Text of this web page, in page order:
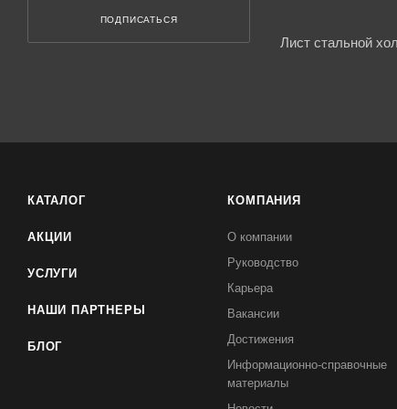
Лист стальной
ПОДПИСАТЬСЯ
КАТАЛОГ
АКЦИИ
УСЛУГИ
НАШИ ПАРТНЕРЫ
БЛОГ
КОМПАНИЯ
О компании
Руководство
Карьера
Вакансии
Достижения
Информационно-справочные
материалы